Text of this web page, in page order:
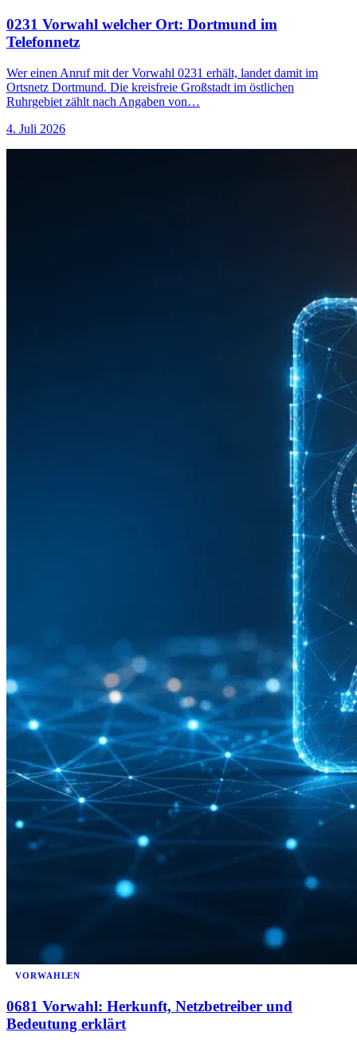
0231 Vorwahl welcher Ort: Dortmund im
Telefonnetz
Wer einen Anruf mit der Vorwahl 0231 erhält, landet damit im
Ortsnetz Dortmund. Die kreisfreie Großstadt im östlichen
Ruhrgebiet zählt nach Angaben von…
4. Juli 2026
VORWAHLEN
0681 Vorwahl: Herkunft, Netzbetreiber und
Bedeutung erklärt